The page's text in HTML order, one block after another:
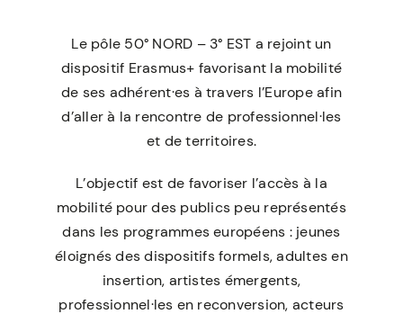
Le pôle 50° NORD – 3° EST a rejoint un
dispositif Erasmus+ favorisant la mobilité
de ses adhérent·es à travers l’Europe afin
d’aller à la rencontre de professionnel·les
et de territoires.
L’objectif est de favoriser l’accès à la
mobilité pour des publics peu représentés
dans les programmes européens : jeunes
éloignés des dispositifs formels, adultes en
insertion, artistes émergents,
professionnel·les en reconversion, acteurs